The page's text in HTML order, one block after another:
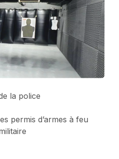
la police
permis d’armes à feu